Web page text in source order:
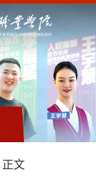
正文